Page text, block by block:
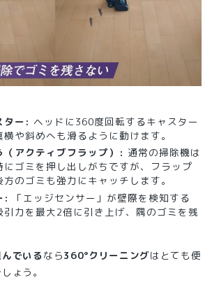
ター: ヘッドに360度回転するキャスター
や斜めへも滑るように動けます。
（アクティブフラップ）: 通常の掃除機は
にゴミを押し出しがちですが、フラップ
のゴミも強力にキャッチします。
:
「エッジセンサー」が壁際を検知する
引力を最大2倍に引き上げ、隅のゴミを残
でいる なら360°クリーニングはとても便
ょう。